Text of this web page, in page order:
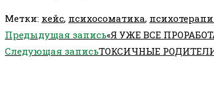
Метки: кейс, психосоматика,
Еще
статьи
Предыдущая запись«Я УЖЕ ВСЕ
Следующая записьТОКСИЧНЫЕ